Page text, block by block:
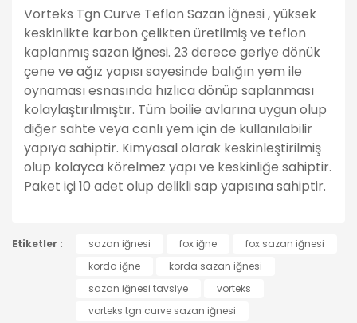
Vorteks Tgn Curve Teflon Sazan İğnesi , yüksek
keskinlikte karbon çelikten üretilmiş ve teflon
kaplanmış sazan iğnesi. 23 derece geriye dönük
çene ve ağız yapısı sayesinde balığın yem ile
oynaması esnasında hızlıca dönüp saplanması
kolaylaştırılmıştır. Tüm boilie avlarına uygun olup
diğer sahte veya canlı yem için de kullanılabilir
yapıya sahiptir. Kimyasal olarak keskinleştirilmiş
olup kolayca körelmez yapı ve keskinliğe sahiptir.
Paket içi 10 adet olup delikli sap yapısına sahiptir.
Bu ürüne ilk yorumu siz yapın!
diğer konularda yetersiz gördüğünüz noktaları öneri
formunu kullanarak tarafımıza iletebilirsiniz.
Görüş ve önerileriniz için teşekkür ederiz.
Ürün resmi kalitesiz, bozuk veya görüntülenemiyor.
Etiketler : sazan iğnesi fox iğne
fox sazan iğnesi
korda iğne
korda sazan iğnesi
sazan iğnesi tavsiye
vorteks
vorteks tgn curve sazan iğnesi